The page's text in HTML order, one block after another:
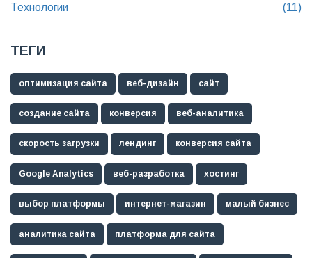
Технологии (11)
ТЕГИ
оптимизация сайта веб-дизайн сайт
создание сайта конверсия веб-аналитика
скорость загрузки лендинг конверсия сайта
Google Analytics веб-разработка хостинг
выбор платформы интернет-магазин малый бизнес
аналитика сайта платформа для сайта